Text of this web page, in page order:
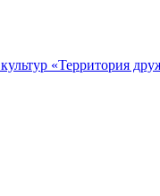
«Территория